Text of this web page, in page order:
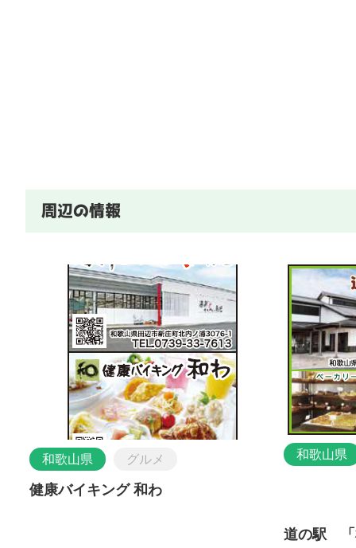
周辺の情報
和歌山県 グルメ
健康バイキング 和わ
和歌山県
道の駅 「